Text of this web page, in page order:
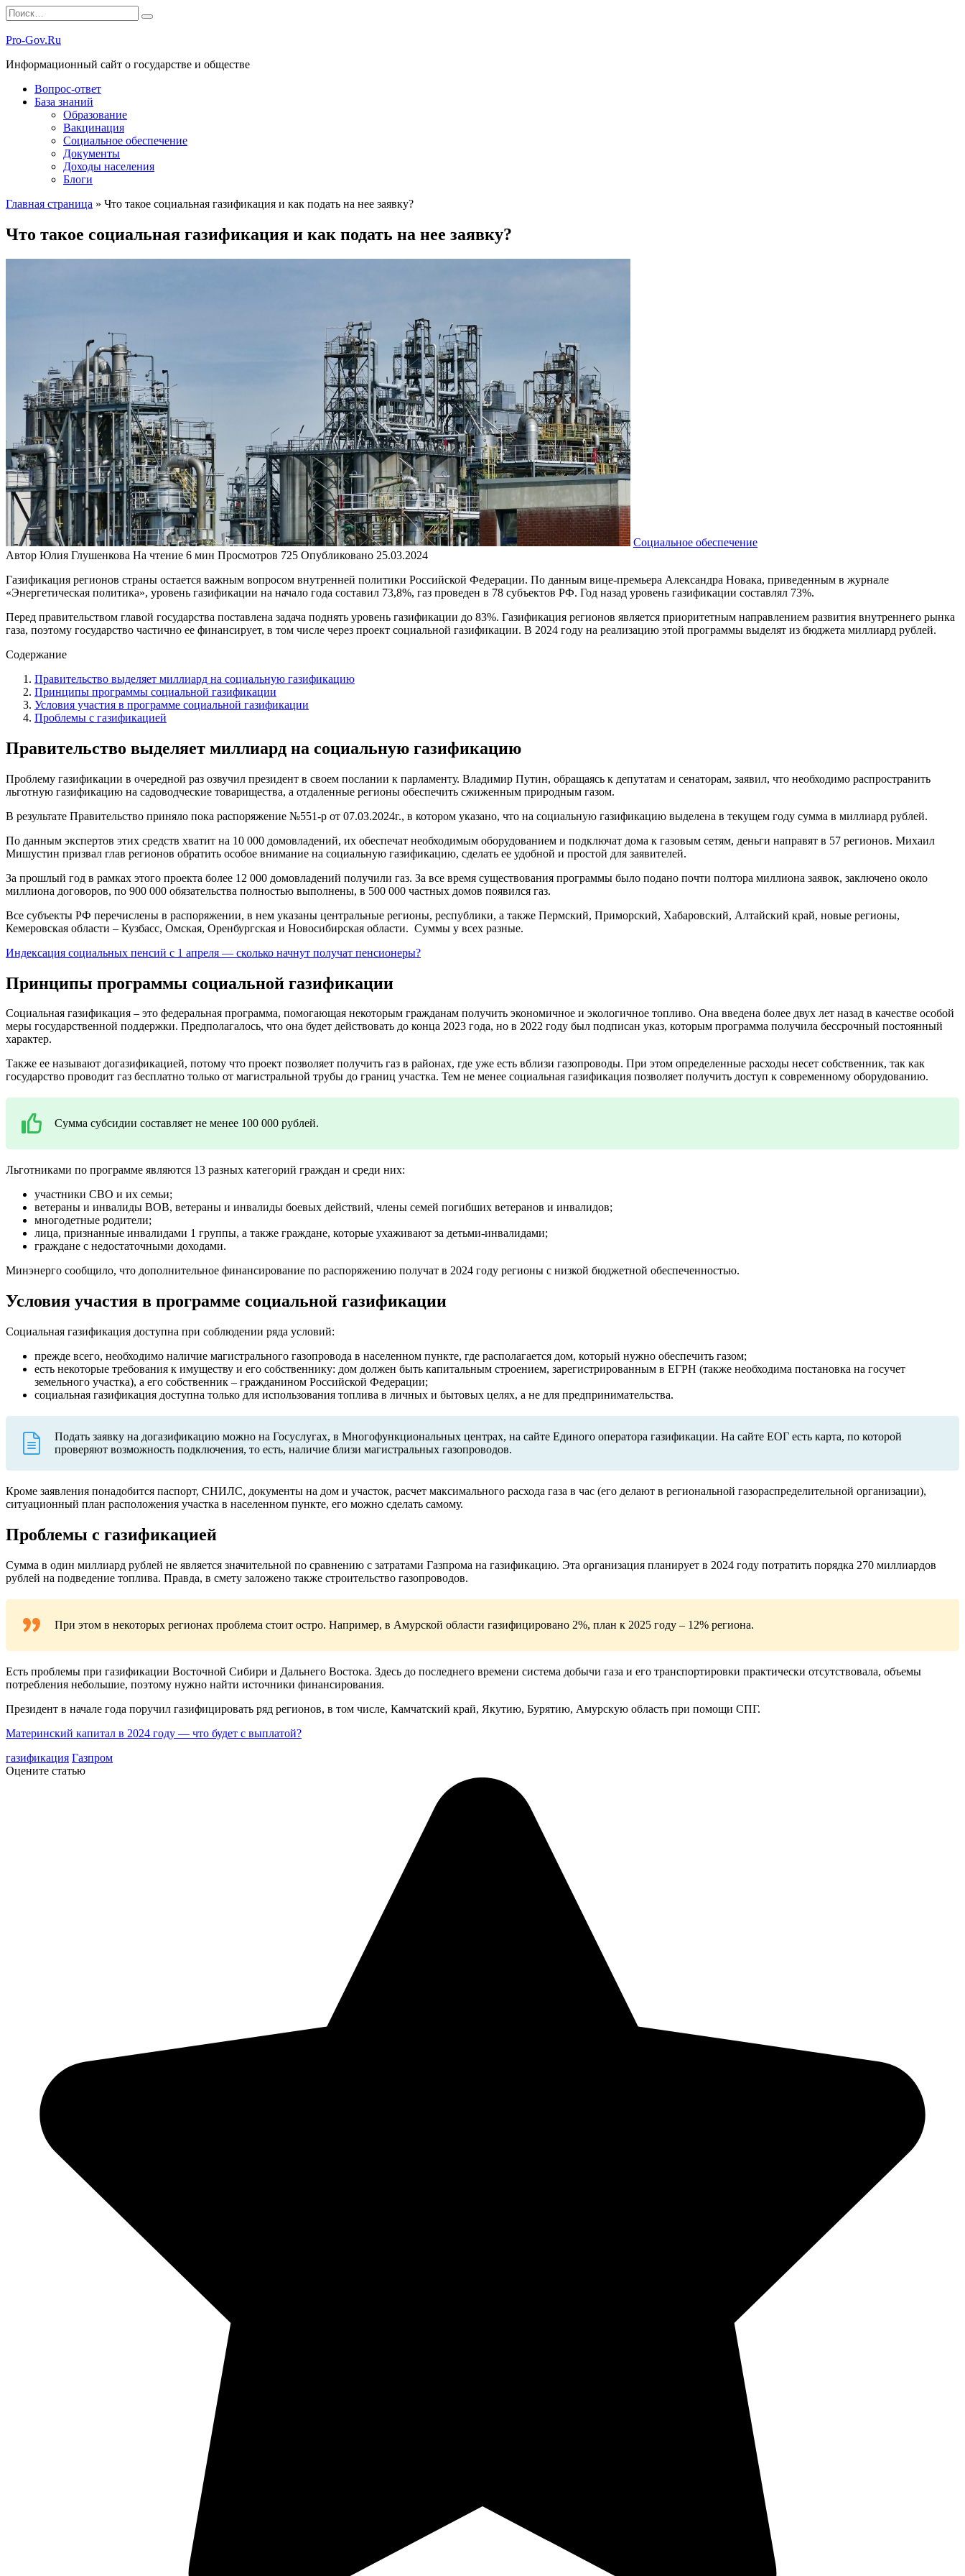
Перейти
к
содержанию
Search
for:
Pro-Gov.Ru
Информационный сайт о государстве и обществе
Вопрос-ответ
База знаний
Образование
Вакцинация
Социальное обеспечение
Документы
Доходы населения
Блоги
Главная страница » Что такое социальная газификация и как подать на нее заявку?
Что такое социальная газификация и как подать на нее заявку?
Социальное обеспечение
Автор Юлия Глушенкова На чтение 6 мин Просмотров 725 Опубликовано 25.03.2024
Газификация регионов страны остается важным вопросом внутренней политики Российской Федерации. По данным вице-премьера Александра Новака, приведенным в журнале
«Энергетическая политика», уровень газификации на начало года составил 73,8%, газ проведен в 78 субъектов РФ. Год назад уровень газификации составлял 73%.
Перед правительством главой государства поставлена задача поднять уровень газификации до 83%. Газификация регионов является приоритетным направлением развития внутреннего рынка
газа, поэтому государство частично ее финансирует, в том числе через проект социальной газификации. В 2024 году на реализацию этой программы выделят из бюджета миллиард рублей.
Содержание
Правительство выделяет миллиард на социальную газификацию
Принципы программы социальной газификации
Условия участия в программе социальной газификации
Проблемы с газификацией
Правительство выделяет миллиард на социальную газификацию
Проблему газификации в очередной раз озвучил президент в своем послании к парламенту. Владимир Путин, обращаясь к депутатам и сенаторам, заявил, что необходимо распространить
льготную газификацию на садоводческие товарищества, а отдаленные регионы обеспечить сжиженным природным газом.
В результате Правительство приняло пока распоряжение №551-р от 07.03.2024г., в котором указано, что на социальную газификацию выделена в текущем году сумма в миллиард рублей.
По данным экспертов этих средств хватит на 10 000 домовладений, их обеспечат необходимым оборудованием и подключат дома к газовым сетям, деньги направят в 57 регионов. Михаил
Мишустин призвал глав регионов обратить особое внимание на социальную газификацию, сделать ее удобной и простой для заявителей.
За прошлый год в рамках этого проекта более 12 000 домовладений получили газ. За все время существования программы было подано почти полтора миллиона заявок, заключено около
миллиона договоров, по 900 000 обязательства полностью выполнены, в 500 000 частных домов появился газ.
Все субъекты РФ перечислены в распоряжении, в нем указаны центральные регионы, республики, а также Пермский, Приморский, Хабаровский, Алтайский край, новые регионы,
Кемеровская области – Кузбасс, Омская, Оренбургская и Новосибирская области. Суммы у всех разные.
Индексация социальных пенсий с 1 апреля — сколько начнут получат пенсионеры?
Принципы программы социальной газификации
Социальная газификация – это федеральная программа, помогающая некоторым гражданам получить экономичное и экологичное топливо. Она введена более двух лет назад в качестве особой
меры государственной поддержки. Предполагалось, что она будет действовать до конца 2023 года, но в 2022 году был подписан указ, которым программа получила бессрочный постоянный
характер.
Также ее называют догазификацией, потому что проект позволяет получить газ в районах, где уже есть вблизи газопроводы. При этом определенные расходы несет собственник, так как
государство проводит газ бесплатно только от магистральной трубы до границ участка. Тем не менее социальная газификация позволяет получить доступ к современному оборудованию.
Сумма субсидии составляет не менее 100 000 рублей.
Льготниками по программе являются 13 разных категорий граждан и среди них:
участники СВО и их семьи;
ветераны и инвалиды ВОВ, ветераны и инвалиды боевых действий, члены семей погибших ветеранов и инвалидов;
многодетные родители;
лица, признанные инвалидами 1 группы, а также граждане, которые ухаживают за детьми-инвалидами;
граждане с недостаточными доходами.
Минэнерго сообщило, что дополнительное финансирование по распоряжению получат в 2024 году регионы с низкой бюджетной обеспеченностью.
Условия участия в программе социальной газификации
Социальная газификация доступна при соблюдении ряда условий:
прежде всего, необходимо наличие магистрального газопровода в населенном пункте, где располагается дом, который нужно обеспечить газом;
есть некоторые требования к имуществу и его собственнику: дом должен быть капитальным строением, зарегистрированным в ЕГРН (также необходима постановка на госучет
земельного участка), а его собственник – гражданином Российской Федерации;
социальная газификация доступна только для использования топлива в личных и бытовых целях, а не для предпринимательства.
Подать заявку на догазификацию можно на Госуслугах, в Многофункциональных центрах, на сайте Единого оператора газификации. На сайте ЕОГ есть карта, по которой
проверяют возможность подключения, то есть, наличие близи магистральных газопроводов.
Кроме заявления понадобится паспорт, СНИЛС, документы на дом и участок, расчет максимального расхода газа в час (его делают в региональной газораспределительной организации),
ситуационный план расположения участка в населенном пункте, его можно сделать самому.
Проблемы с газификацией
Сумма в один миллиард рублей не является значительной по сравнению с затратами Газпрома на газификацию. Эта организация планирует в 2024 году потратить порядка 270 миллиардов
рублей на подведение топлива. Правда, в смету заложено также строительство газопроводов.
При этом в некоторых регионах проблема стоит остро. Например, в Амурской области газифицировано 2%, план к 2025 году – 12% региона.
Есть проблемы при газификации Восточной Сибири и Дальнего Востока. Здесь до последнего времени система добычи газа и его транспортировки практически отсутствовала, объемы
потребления небольшие, поэтому нужно найти источники финансирования.
Президент в начале года поручил газифицировать ряд регионов, в том числе, Камчатский край, Якутию, Бурятию, Амурскую область при помощи СПГ.
Материнский капитал в 2024 году — что будет с выплатой?
газификация Газпром
Оцените статью